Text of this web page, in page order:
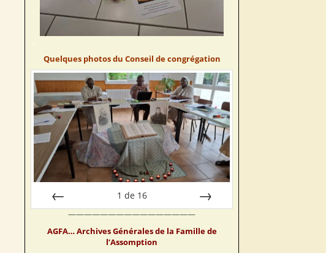
Quelques photos du Conseil de congrégation
1 de 16
————————————————
AGFA… Archives Générales de la Famille de
l’Assomption